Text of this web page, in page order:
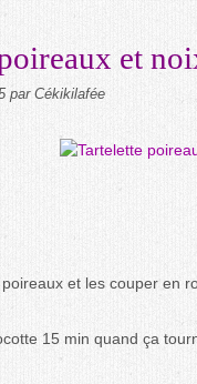
et
par Cékikilafée
et les couper en
15 min quand ça